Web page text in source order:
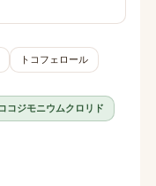
トコフェロール
コジモニウムクロリド